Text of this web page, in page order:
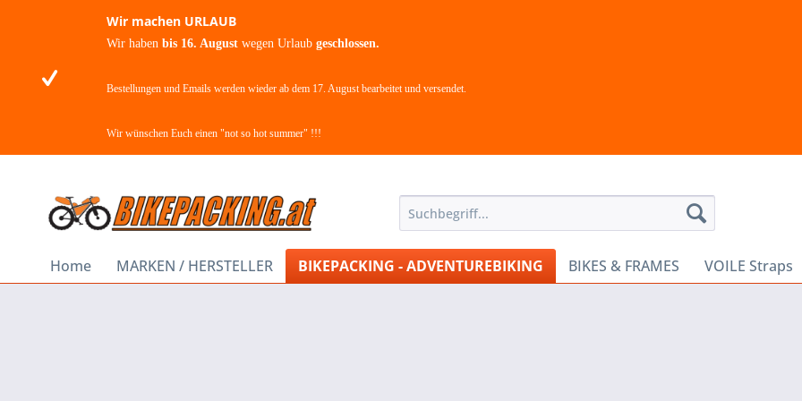
Wir machen URLAUB
Wir habenbis 16. Augustwegen Urlaubgeschlossen.
Bestellungen und Emails werden wieder ab dem 17. August bearbeitet und versendet.
Wir wünschen Euch einen "not so hot summer" !!!
Home MARKEN / HERSTELLER BIKEPACKING - ADVENTUREBIKING BIKES & FRAMES VOILE Straps